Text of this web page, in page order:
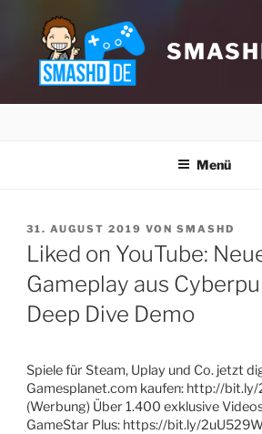
springen
Menü
VERÖFFENTLICHT
31. AUGUST 2019 VON SMASHD
Liked on YouTube:
Gameplay aus
Deep Dive Demo
Klicke hier, um Marketing-
aktivieren
Spiele für Steam, Uplay und Co. jetzt
Gamesplanet.com kaufen: http://
(Werbung) Über 1.400 exklusive
GameStar Plus: https://bit.ly/